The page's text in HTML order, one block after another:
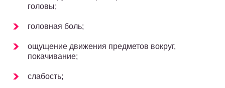
головы;
головная боль;
ощущение движения предметов вокруг,
покачивание;
слабость;